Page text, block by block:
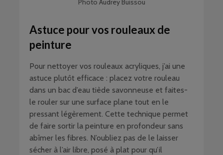
Astuce pour vos rouleaux de
peinture
Pour nettoyer vos rouleaux acryliques, j’ai une
astuce plutôt efficace : placez votre rouleau
dans un bac d’eau tiède savonneuse et faites-
le rouler sur une surface plane tout en le
pressant légèrement. Cette technique permet
de faire sortir la peinture en profondeur sans
abîmer les fibres. N’oubliez pas de le laisser
sécher à l’air libre, posé à plat pour qu’il